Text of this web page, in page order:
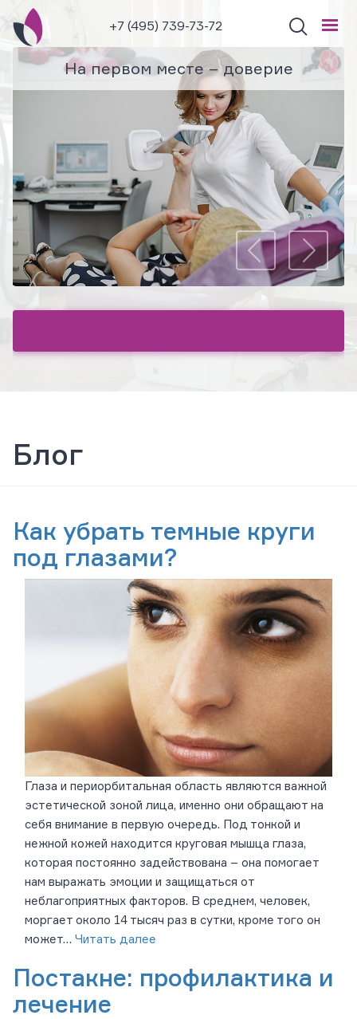
+7 (495) 739-73-72
Современное оборудование и
сертифицированные препараты
На первом месте – доверие
Естественность и забота о здоровье
Профессиональный подход
Блог
Как убрать темные круги
под глазами?
Глаза и периорбитальная область являются важной
эстетической зоной лица, именно они обращают на
себя внимание в первую очередь. Под тонкой и
нежной кожей находится круговая мышца глаза,
которая постоянно задействована – она помогает
нам выражать эмоции и защищаться от
неблагоприятных факторов. В среднем, человек,
моргает около 14 тысяч раз в сутки, кроме того он
может… Читать далее
Постакне: профилактика и
лечение